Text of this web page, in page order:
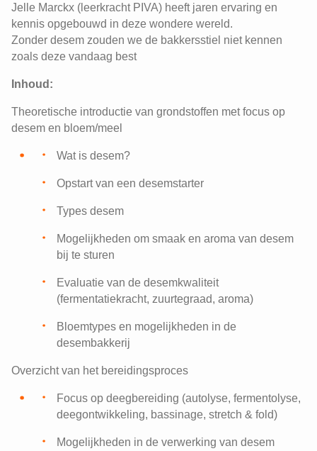
Jelle Marckx (leerkracht PIVA) heeft jaren ervaring en
kennis opgebouwd in deze wondere wereld.
Zonder desem zouden we de bakkersstiel niet kennen
zoals deze vandaag best
Inhoud:
Theoretische introductie van grondstoffen met focus op
desem en bloem/meel
Wat is desem?
Opstart van een desemstarter
Types desem
Mogelijkheden om smaak en aroma van desem
bij te sturen
Evaluatie van de desemkwaliteit
(fermentatiekracht, zuurtegraad, aroma)
Bloemtypes en mogelijkheden in de
desembakkerij
Overzicht van het bereidingsproces
Focus op deegbereiding (autolyse, fermentolyse,
deegontwikkeling, bassinage, stretch & fold)
Mogelijkheden in de verwerking van desem